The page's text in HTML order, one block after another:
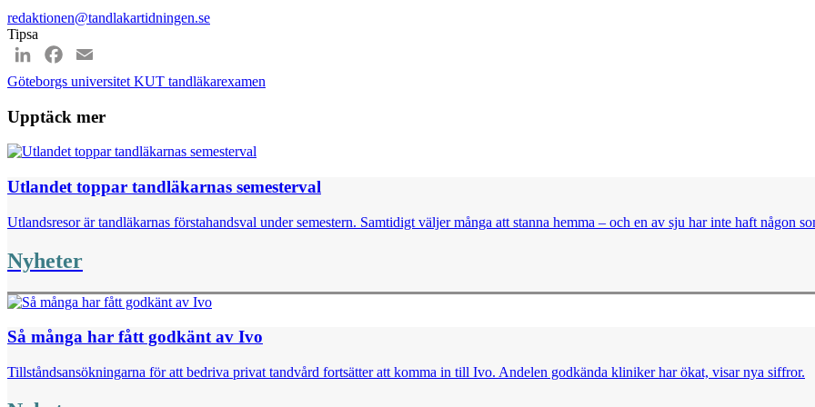
redaktionen@tandlakartidningen.se
Tipsa
LinkedInFacebook
Göteborgs universitet KUT tandläkarexamen
Upptäck mer
Utlandet toppar tandläkarnas semesterval
Utlandsresor är tandläkarnas förstahandsval under semestern. Samtidigt väljer många att stanna hemma – och en av sju har inte haft någon
Nyheter
Så många har fått godkänt av Ivo
Tillståndsansökningarna för att bedriva privat tandvård fortsätter att komma in till Ivo. Andelen godkända kliniker har ökat, visar nya siffror.